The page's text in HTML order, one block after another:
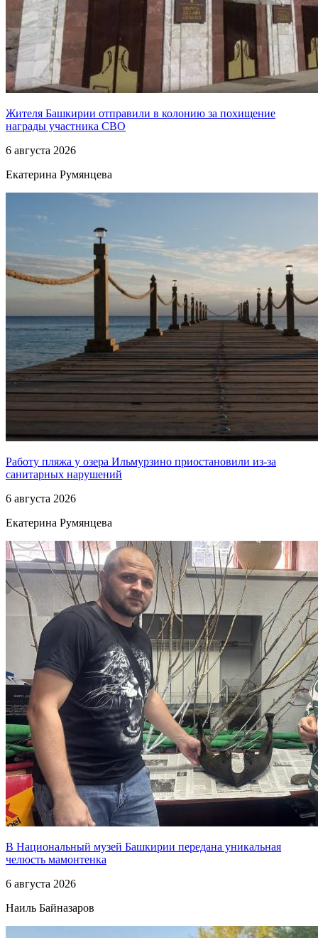
Жителя Башкирии отправили в колонию за похищение
награды участника СВО
6 августа 2026
Екатерина Румянцева
Работу пляжа у озера Ильмурзино приостановили из-за
санитарных нарушений
6 августа 2026
Екатерина Румянцева
В Национальный музей Башкирии передана уникальная
челюсть мамонтенка
6 августа 2026
Наиль Байназаров